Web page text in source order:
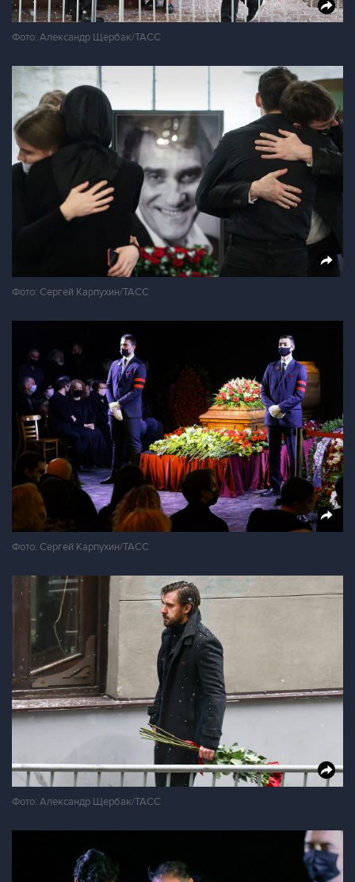
Фото: Александр Щербак/ТАСС
Фото: Сергей Карпухин/ТАСС
Фото: Сергей Карпухин/ТАСС
Фото: Александр Щербак/ТАСС